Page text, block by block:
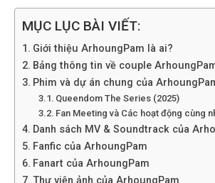
MỤC LỤC BÀI VIẾT:
Giới thiệu ArhoungPam là ai?
Bảng thông tin về couple
Phim và dự án chung của
Queendom The Series (2025)
Fan Meeting và Các hoạt động cùng
Danh sách MV & Soundtrack của
Fanfic của ArhoungPam
Fanart của ArhoungPam